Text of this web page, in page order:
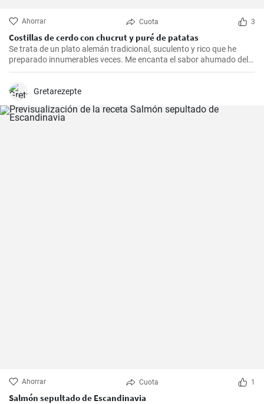
Ahorrar Cuota 3
Costillas de cerdo con chucrut y puré de patatas
Se trata de un plato alemán tradicional, suculento y rico que he
preparado innumerables veces. Me encanta el sabor ahumado del
Kassler combinado con el chucrut ácido y el cremoso puré de
es un delicioso plato reconfortante en los días más fríos.
Gretarezepte
Ahorrar Cuota 1
Salmón sepultado de Escandinavia